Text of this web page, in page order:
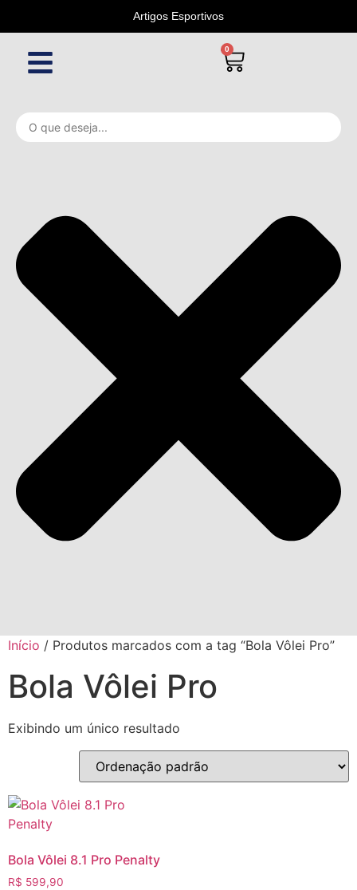
Artigos Esportivos
0
Início / Produtos marcados com a tag “Bola Vôlei Pro”
Bola Vôlei Pro
Exibindo um único resultado
Bola Vôlei 8.1 Pro Penalty
R$ 599,90